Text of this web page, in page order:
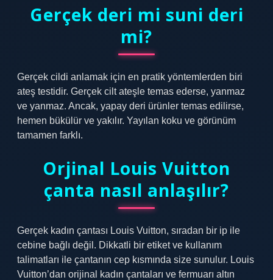
Gerçek deri mi suni deri
mi?
Gerçek cildi anlamak için en pratik yöntemlerden biri
ateş testidir. Gerçek cilt ateşle temas ederse, yanmaz
ve yanmaz. Ancak, yapay deri ürünler temas edilirse,
hemen bükülür ve yakılır. Yayılan koku ve görünüm
tamamen farklı.
Orjinal Louis Vuitton
çanta nasıl anlaşılır?
Gerçek kadın çantası Louis Vuitton, sıradan bir ip ile
cebine bağlı değil. Dikkatli bir etiket ve kullanım
talimatları ile çantanın cep kısmında size sunulur. Louis
Vuitton’dan orijinal kadın çantaları ve fermuarı altın